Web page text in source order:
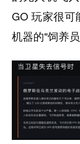
GO 玩家很
机器的"饲养员